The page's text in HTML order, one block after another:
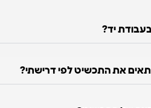
יד?
את התכשיט לפי דרישתי?